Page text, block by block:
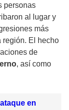
personas
al lugar y
más
región. El hecho
de
, así como
en